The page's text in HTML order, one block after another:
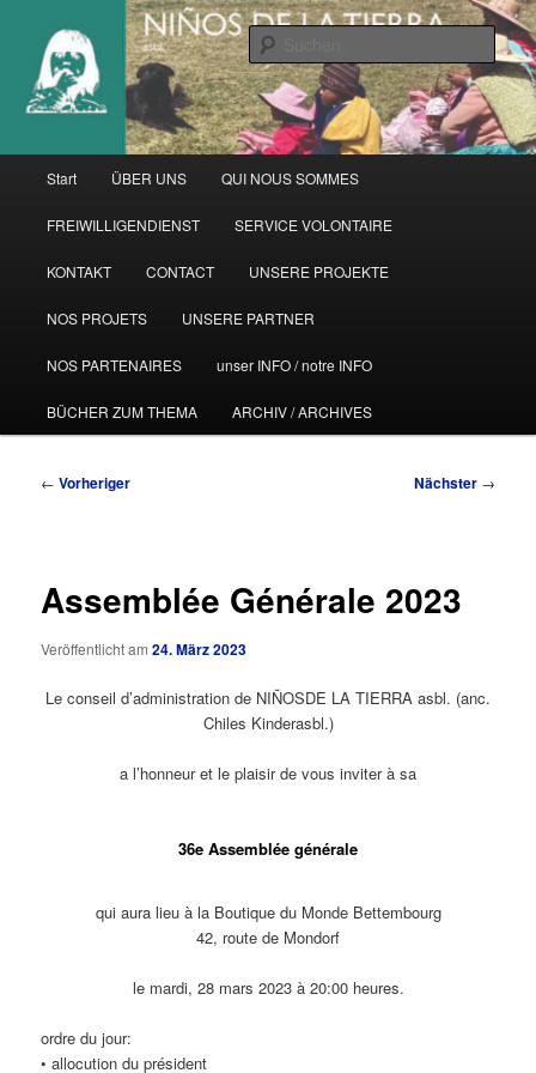
primären
Inhalt
springen
Start ÜBER UNS QUI NOUS SOMMES
FREIWILLIGENDIENST SERVICE VOLONTAIRE
KONTAKT CONTACT UNSERE PROJEKTE
NOS PROJETS UNSERE PARTNER
NOS PARTENAIRES unser INFO / notre INFO
BÜCHER ZUM THEMA ARCHIV / ARCHIVES
Beitragsnavigation
← Vorheriger Nächster →
Assemblée Générale 2023
Veröffentlicht am24. März 2023
Le conseil d’administration de NIÑOSDE LA TIERRA asbl. (anc.
Chiles Kinderasbl.)
a l’honneur et le plaisir de vous inviter à sa
36e Assemblée générale
qui aura lieu à la Boutique du Monde Bettembourg
42, route de Mondorf
le mardi, 28 mars 2023 à 20:00 heures.
ordre du jour:
• allocution du président